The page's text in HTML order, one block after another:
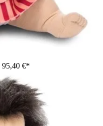
95,40 €*